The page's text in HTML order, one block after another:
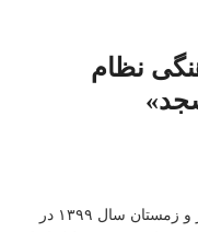
نظام
این سخنرانی توسط احمد زیبایی‌نژاد در پاییز و زمستان سال ۱۳۹۹ در